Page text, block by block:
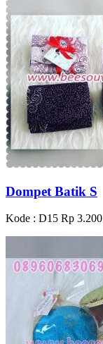
Dompet Batik S
Kode : D15 Rp 3.200